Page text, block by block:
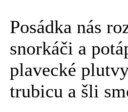
Posádka nás
snorkáči a
plavecké
trubicu a šli